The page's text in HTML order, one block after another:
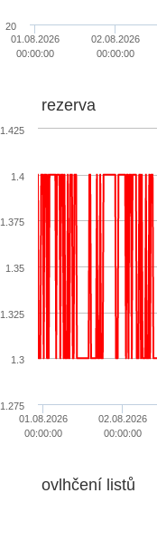
01.08.2026
00:00:00
02.08.2026
00:00:00
20
rezerva
01.08.2026
00:00:00
02.08.2026
00:00:00
1.275
1.3
1.325
1.35
1.375
1.4
1.425
ovlhčení listů